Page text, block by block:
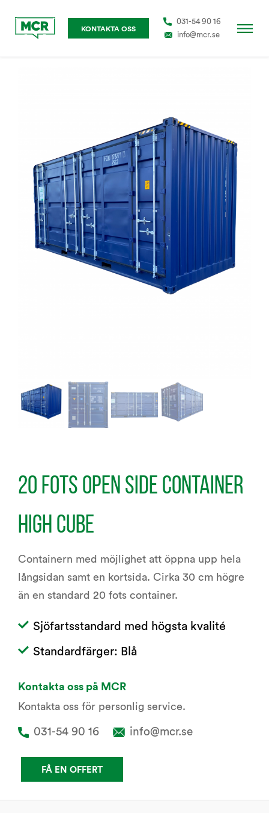
031-54 90 16
info@mcr.se
KONTAKTA OSS
20 FOTS OPEN SIDE CONTAINER
HIGH CUBE
Containern med möjlighet att öppna upp hela
långsidan samt en kortsida. Cirka 30 cm högre
än en standard 20 fots container.
Sjöfartsstandard med högsta kvalité
Standardfärger: Blå
Kontakta oss på MCR
Kontakta oss för personlig service.
031-54 90 16 info@mcr.se
FÅ EN OFFERT